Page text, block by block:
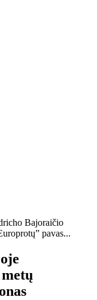
Bajoraičio
pavas...